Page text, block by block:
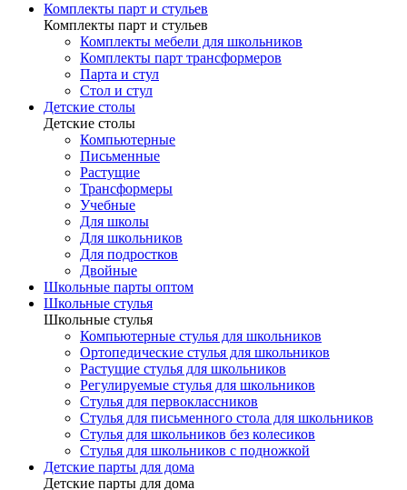
Комплекты парт и стульев
Комплекты парт и стульев
Комплекты мебели для школьников
Комплекты парт трансформеров
Парта и стул
Стол и стул
Детские столы
Детские столы
Компьютерные
Письменные
Растущие
Трансформеры
Учебные
Для школы
Для школьников
Для подростков
Двойные
Школьные парты оптом
Школьные стулья
Школьные стулья
Компьютерные стулья для школьников
Ортопедические стулья для школьников
Растущие стулья для школьников
Регулируемые стулья для школьников
Стулья для первоклассников
Стулья для письменного стола для школьников
Стулья для школьников без колесиков
Стулья для школьников с подножкой
Детские парты для дома
Детские парты для дома